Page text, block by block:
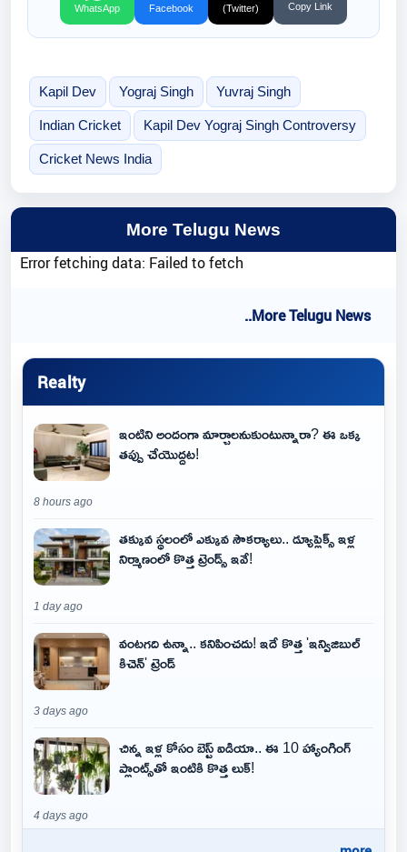
WhatsApp Facebook (Twitter) Copy Link
Kapil Dev Yograj Singh Yuvraj Singh
Indian Cricket Kapil Dev Yograj Singh Controversy
Cricket News India
More Telugu News
Error fetching data: Failed to fetch
..More Telugu News
Realty
ఇంటిని అందంగా మార్చాలనుకుంటున్నారా? ఈ ఒక్క
తప్పు చేయొద్దట!
8 hours ago
తక్కువ స్థలంలో ఎక్కువ సౌకర్యాలు.. డ్యూప్లెక్స్ ఇళ్ల
నిర్మాణంలో కొత్త ట్రెండ్స్ ఇవే!
1 day ago
వంటగది ఉన్నా.. కనిపించదు! ఇదే కొత్త 'ఇన్విజిబుల్
కిచెన్' ట్రెండ్
3 days ago
చిన్న ఇళ్ల కోసం బెస్ట్ ఐడియా.. ఈ 10 హ్యాంగింగ్
ప్లాంట్స్‌తో ఇంటికి కొత్త లుక్!
4 days ago